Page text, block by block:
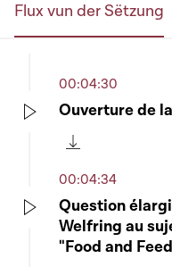
Flux vun der Sëtzung
00:04:30
Ouverture de
00:04:34
Question
Welfring au
"Food and